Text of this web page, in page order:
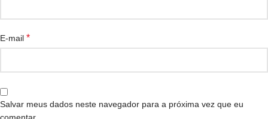
E-mail *
Salvar meus dados neste navegador para a próxima vez que eu